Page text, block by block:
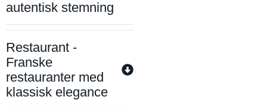
autentisk stemning
Restaurant -
Franske
restauranter med
klassisk elegance